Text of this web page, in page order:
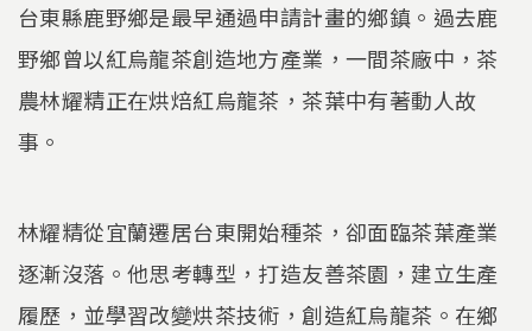
台東縣鹿野鄉是最早通過申請計畫的鄉鎮。過去鹿
野鄉曾以紅烏龍茶創造地方產業，一間茶廠中，茶
農林耀精正在烘焙紅烏龍茶，茶葉中有著動人故
事。
林耀精從宜蘭遷居台東開始種茶，卻面臨茶葉產業
逐漸沒落。他思考轉型，打造友善茶園，建立生產
履歷，並學習改變烘茶技術，創造紅烏龍茶。在鄉